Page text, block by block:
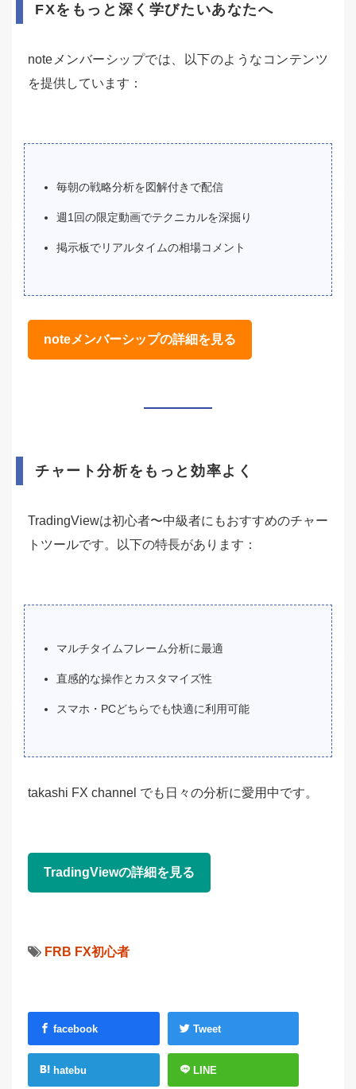
FXをもっと深く学びたいあなたへ
noteメンバーシップでは、以下のようなコンテンツ
を提供しています：
毎朝の戦略分析を図解付きで配信
週1回の限定動画でテクニカルを深掘り
掲示板でリアルタイムの相場コメント
noteメンバーシップの詳細を見る
チャート分析をもっと効率よく
TradingViewは初心者〜中級者にもおすすめのチャー
トツールです。以下の特長があります：
マルチタイムフレーム分析に最適
直感的な操作とカスタマイズ性
スマホ・PCどちらでも快適に利用可能
takashi FX channel でも日々の分析に愛用中です。
TradingViewの詳細を見る
FRB FX初心者
facebook Tweet
hatebu LINE